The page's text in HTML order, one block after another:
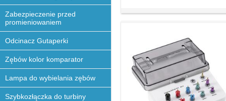
Zabezpieczenie przed
promieniowaniem
Odcinacz Gutaperki
Zębów kolor komparator
Lampa do wybielania zębów
Szybkozłączka do turbiny